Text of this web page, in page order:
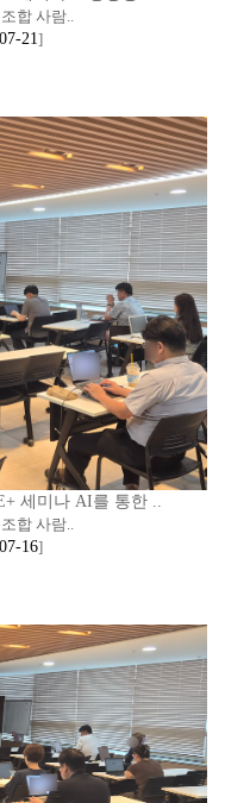
합 사람..
21]
세미나 AI를 통한 ..
합 사람..
16]